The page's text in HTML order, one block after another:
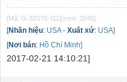
[Mã: G-32370-111][xem: 3245]
[Nhãn hiệu: USA- Xuất xứ: USA]
[Nơi bán: Hồ Chí Minh]
2017-02-21 14:10:21]